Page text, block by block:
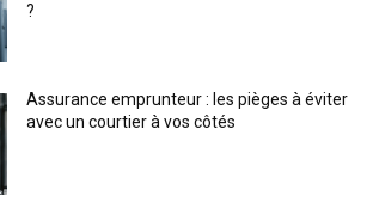
?
Assurance emprunteur : les pièges à éviter
avec un courtier à vos côtés